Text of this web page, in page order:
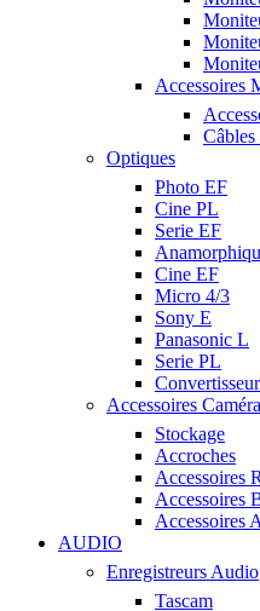
Accessoires
Optiques
Photo EF
Cine PL
Serie EF
Cine EF
Micro 4/3
Sony E
Panasonic L
Serie PL
Convertisseur
Accessoires
Stockage
Accroches
Accessoires
Accessoires
Accessoires
AUDIO
Enregistreurs Audio
Tascam